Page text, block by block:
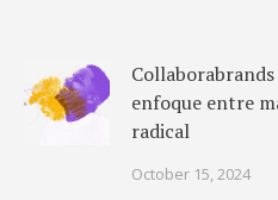
enfoque entre
radical
October 15, 2024